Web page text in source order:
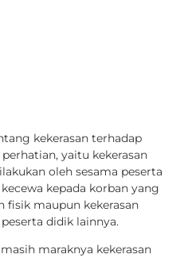
kekerasan terhadap
yaitu kekerasan
oleh sesama peserta
kepada korban yang
fisik maupun kekerasan
didik lainnya.
maraknya kekerasan